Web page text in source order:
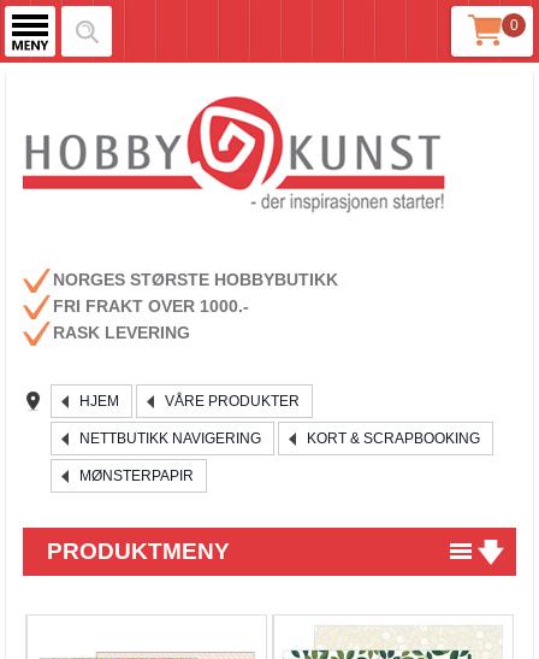
0
NORGES STØRSTE HOBBYBUTIKK
FRI FRAKT OVER 1000.-
RASK LEVERING
HJEM VÅRE PRODUKTER
NETTBUTIKK NAVIGERING KORT & SCRAPBOOKING
MØNSTERPAPIR
PRODUKTMENY